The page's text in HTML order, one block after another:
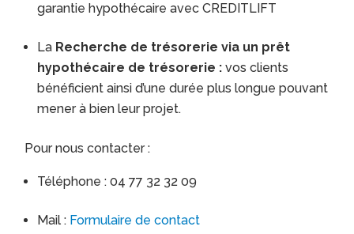
garantie hypothécaire avec CREDITLIFT
La Recherche de trésorerie via un prêt
hypothécaire de trésorerie :vos clients
bénéficient ainsi d’une durée plus longue pouvant
mener à bien leur projet.
Pour nous contacter :
Téléphone : 04 77 32 32 09
Mail : Formulaire de contact